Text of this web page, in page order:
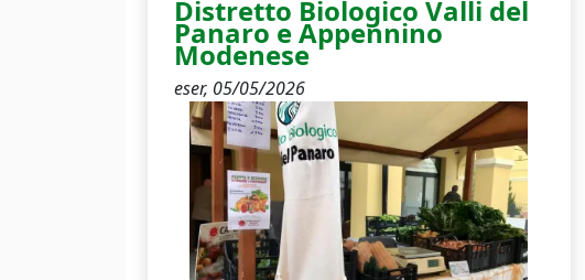
Distretto Biologico Valli del
Panaro e Appennino
Modenese
eser, 05/05/2026